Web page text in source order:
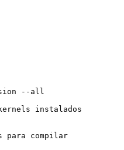
--all
instalados
para compilar